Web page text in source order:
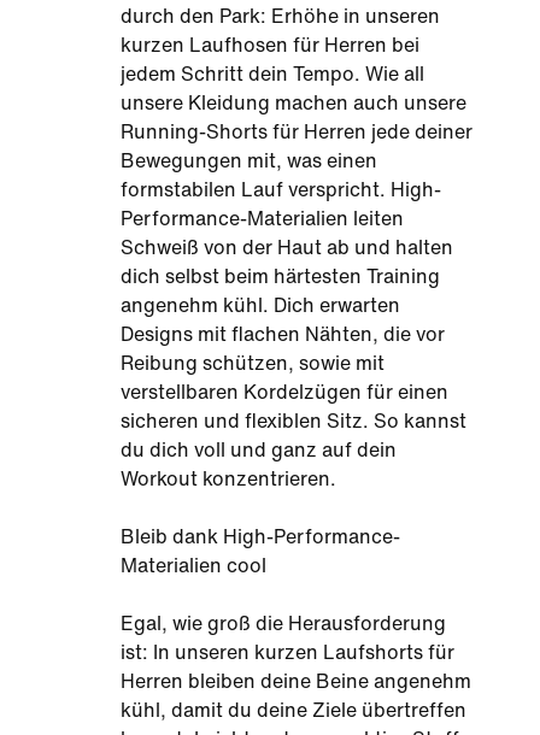
durch den Park: Erhöhe in unseren
kurzen Laufhosen für Herren bei
jedem Schritt dein Tempo. Wie all
unsere Kleidung machen auch unsere
Running-Shorts für Herren jede deiner
Bewegungen mit, was einen
formstabilen Lauf verspricht. High-
Performance-Materialien leiten
Schweiß von der Haut ab und halten
dich selbst beim härtesten Training
angenehm kühl. Dich erwarten
Designs mit flachen Nähten, die vor
Reibung schützen, sowie mit
verstellbaren Kordelzügen für einen
sicheren und flexiblen Sitz. So kannst
du dich voll und ganz auf dein
Workout konzentrieren.
Bleib dank High-Performance-
Materialien cool
Egal, wie groß die Herausforderung
ist: In unseren kurzen Laufshorts für
Herren bleiben deine Beine angenehm
kühl, damit du deine Ziele übertreffen